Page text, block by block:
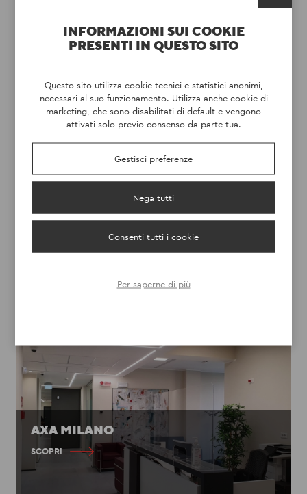
AXA MILANO
SCOPRI
INFORMAZIONI SUI COOKIE
PRESENTI IN QUESTO SITO
Questo sito utilizza cookie tecnici e statistici anonimi,
necessari al suo funzionamento. Utilizza anche cookie di
marketing, che sono disabilitati di default e vengono
attivati solo previo consenso da parte tua.
Gestisci preferenze
Nega tutti
Consenti tutti i cookie
Per saperne di più